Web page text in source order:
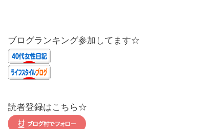
ブログランキング参加してます☆
読者登録はこちら☆